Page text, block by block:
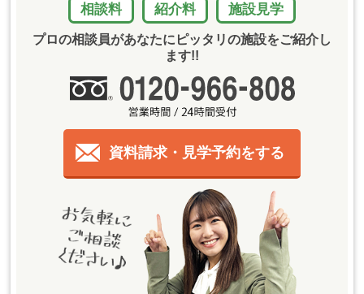
相談料 紹介料 施設見学
プロの相談員があなたにピッタリの施設をご紹介し
ます!!
資料請求・見学予約をする